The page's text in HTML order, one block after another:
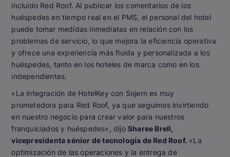
incluido Red Roof. Al publicar los comentarios de los
huéspedes en tiempo real en el PMS, el personal del hotel
puede tomar medidas inmediatas en relación con los
problemas de servicio, lo que mejora la eficiencia operativa
y ofrece una experiencia más fluida y personalizada a los
huéspedes, tanto en los hoteles de marca como en los
independientes.
«La integración de HotelKey con Sojern es muy
prometedora para Red Roof, ya que seguimos invirtiendo
en nuestro negocio para crear valor para nuestros
franquiciados y huéspedes», dijo Sharee Brell,
vicepresidenta sénior de tecnología de Red Roof. «La
optimización de las operaciones y la entrega de